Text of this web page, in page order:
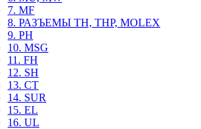
7. MF
8. РАЗЪЕМЫ TH, THP, MOLEX
9. PH
10. MSG
11. FH
12. SH
13. CT
14. SUR
15. EL
16. UL